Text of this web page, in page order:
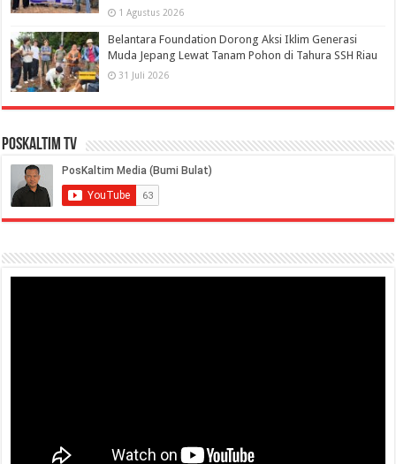
1 Agustus 2026
Belantara Foundation Dorong Aksi Iklim Generasi
Muda Jepang Lewat Tanam Pohon di Tahura SSH Riau
31 Juli 2026
PosKaltim TV